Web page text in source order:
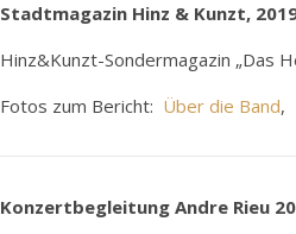
Stadtmagazin Hinz & Kunzt,
Hinz&Kunzt-Sondermagazin „Das
Fotos zum Bericht: Über die Band,
Konzertbegleitung Andre Rieu